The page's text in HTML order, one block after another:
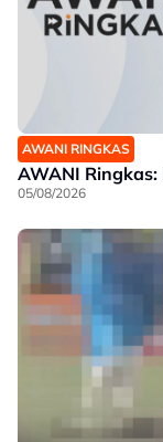
AWANI RINGKAS
AWANI
05/08/2026